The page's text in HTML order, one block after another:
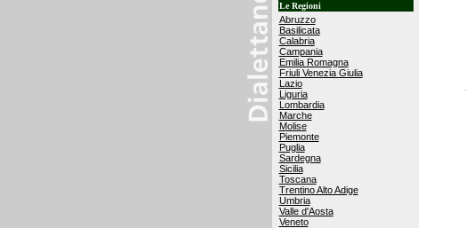
Le Regioni
Abruzzo
Basilicata
Calabria
Campania
Emilia Romagna
Friuli Venezia Giulia
Lazio
Liguria
Lombardia
Marche
Molise
Piemonte
Puglia
Sardegna
Sicilia
Toscana
Trentino Alto Adige
Umbria
Valle d'Aosta
Veneto